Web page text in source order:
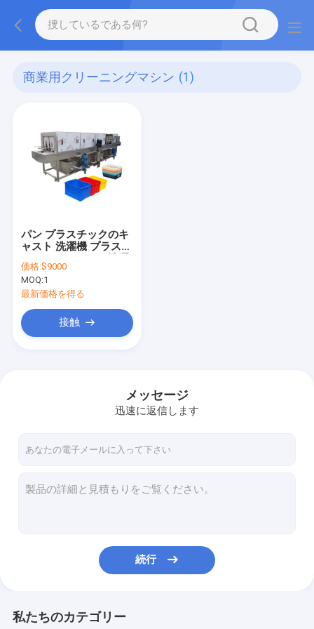
商業用クリーニングマシン (1)
パン プラスチックのキ
ャスト 洗濯機 プラスチ
機 乾燥機 工業用
価格:$9000
MOQ:1
最新価格を得る
接触
メッセージ
迅速に返信します
続行
私たちのカテゴリー